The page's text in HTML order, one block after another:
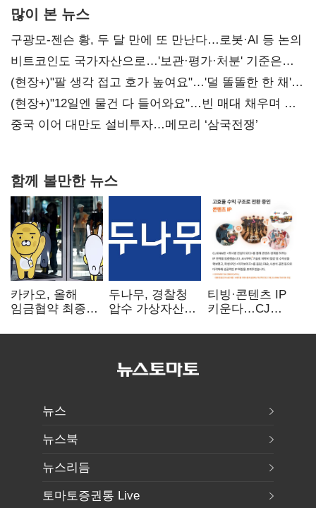
많이 본 뉴스
구광모-젠슨 황, 두 달 만에 또 만난다…로봇·AI 등 논의
비트코인도 국가자산으로…'보관·평가·처분' 기준은
숙제
(현장+)"팔 생각 접고 호가 높여요"…'덜 똘똘한 한 채'
20억 키맞추기
(현장+)"12일엔 물건 다 들어와요"…빈 매대 채우며 문
연 홈플러스
중국 이어 대만도 설비투자…메모리 ‘삼국전쟁’
함께 볼만한 뉴스
카카오, 올해
임금협약 최종
인상·격려금
두나무, 경찰청
압수 가상자산
커스터디 사업
티빙·콘텐츠 IP
키운다…CJ
글로벌 확장 가속
뉴스
뉴스북
뉴스리듬
토마토증권통 Live